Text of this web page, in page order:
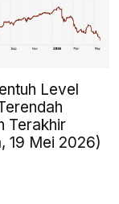
Level
Terakhir
19 Mei 2026)